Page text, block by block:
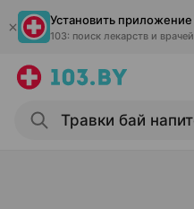
Установить приложение
103: поиск лекарств и врачей